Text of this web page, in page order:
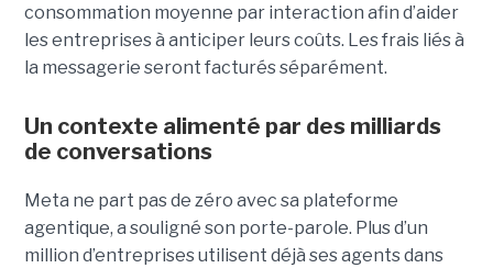
consommation moyenne par interaction afin d’aider
les entreprises à anticiper leurs coûts. Les frais liés à
la messagerie seront facturés séparément.
Un contexte alimenté par des milliards
de conversations
Meta ne part pas de zéro avec sa plateforme
agentique, a souligné son porte-parole. Plus d’un
million d’entreprises utilisent déjà ses agents dans